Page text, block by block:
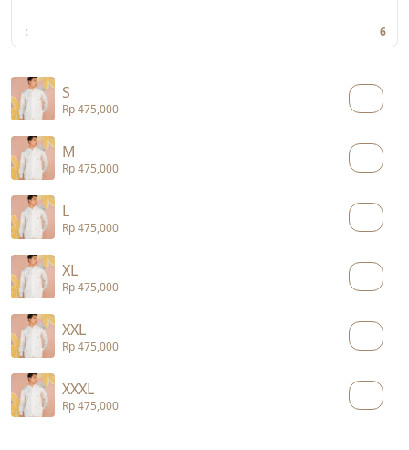
: 6
S
Rp 475,000
M
Rp 475,000
L
Rp 475,000
XL
Rp 475,000
XXL
Rp 475,000
XXXL
Rp 475,000